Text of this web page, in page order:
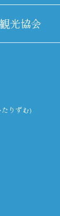
光協会
りずむ)